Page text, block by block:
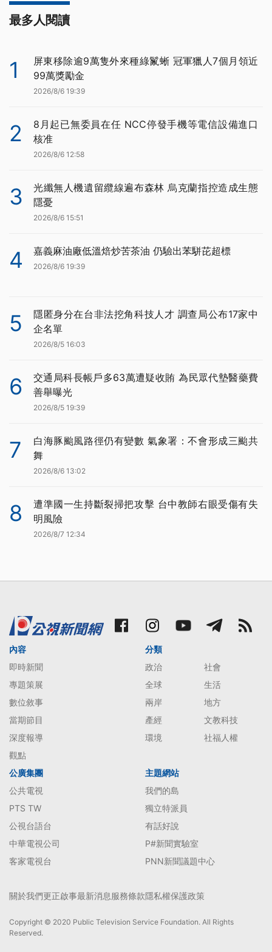
最多人閱讀
1
屏東移除逾9萬隻外來種綠鬣蜥 冠軍獵人7個月領近
99萬獎勵金
2026/8/6 19:39
2
8月起已無委員在任 NCC停發手機等電信設備進口
核准
2026/8/6 12:58
3
光纖無人機遺留纜線遍布森林 烏克蘭指控造成生態
隱憂
2026/8/6 15:51
4 嘉義麻油廠低溫焙炒苦茶油 仍驗出苯駢芘超標
2026/8/6 19:39
5
隱匿身分在台非法挖角科技人才 調查局公布17家中
企名單
2026/8/5 16:03
6
交通局科長帳戶多63萬遭疑收賄 為民眾代墊醫藥費
善舉曝光
2026/8/5 19:39
7
白海豚颱風路徑仍有變數 氣象署：不會形成三颱共
舞
2026/8/6 13:02
8
遭準國一生持斷裂掃把攻擊 台中教師右眼受傷有失
明風險
2026/8/7 12:34
內容
即時新聞
專題策展
數位敘事
當期節目
深度報導
觀點
分類
政治
社會
全球
生活
兩岸
地方
產經
文教科技
環境
社福人權
公廣集團
公共電視
PTS TW
公視台語台
中華電視公司
客家電視台
主題網站
我們的島
獨立特派員
有話好說
P#新聞實驗室
PNN新聞議題中心
關於我們更正啟事最新消息服務條款隱私權保護政策
Copyright © 2020 Public Television Service Foundation. All Rights
Reserved.